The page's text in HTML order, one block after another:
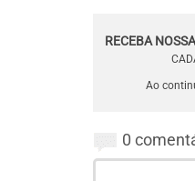
RECEBA
Ao
0